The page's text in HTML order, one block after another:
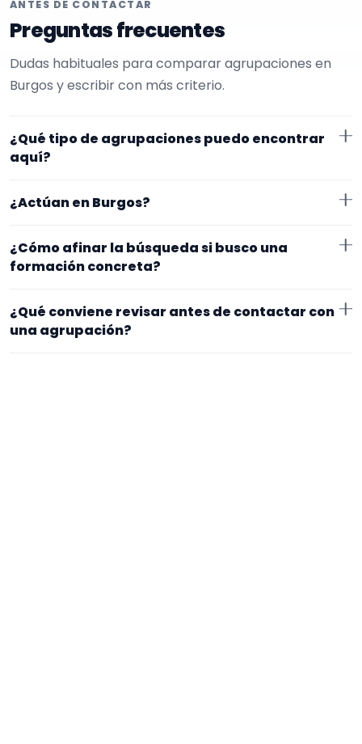
ANTES DE CONTACTAR
Preguntas frecuentes
Dudas habituales para comparar agrupaciones en
Burgos y escribir con más criterio.
¿Qué tipo de agrupaciones puedo encontrar
aquí?
aniversarios. Conviene comparar repertorio, tamaño
¿Actúan en Burgos?
trabajan en Burgos. Algunos son de la zona y otros se
exacto, horarios y posibles gastos.
¿Cómo afinar la búsqueda si busco una
formación concreta?
Empieza por el tipo de evento y la zona. Si ya sabes el
formato que te encaja, usa el filtro de tipo de
agrupación para quedarte con opciones más
¿Qué conviene revisar antes de contactar con
una agrupación?